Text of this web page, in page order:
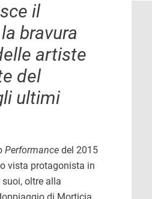
il
bravura
artiste
del
ultimi
Performance del 2015
vista protagonista in
oltre alla